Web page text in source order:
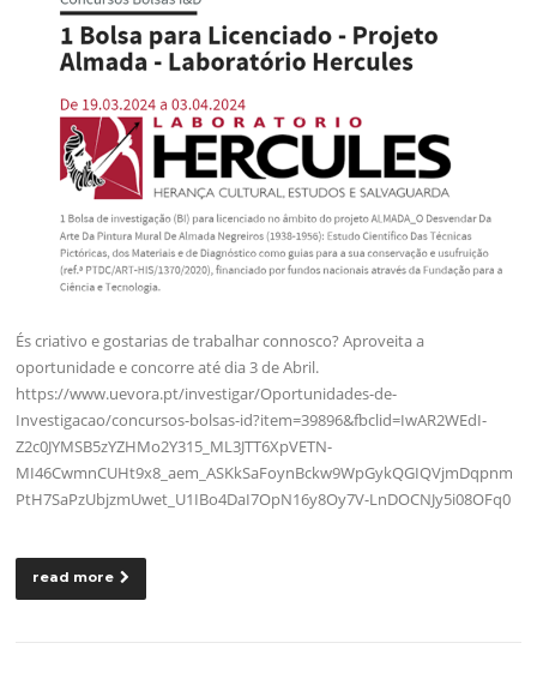
És criativo e gostarias de trabalhar connosco? Aproveita a
oportunidade e concorre até dia 3 de Abril.
https://www.uevora.pt/investigar/Oportunidades-de-
Investigacao/concursos-bolsas-id?item=39896&fbclid=IwAR2WEdI-
Z2c0JYMSB5zYZHMo2Y315_ML3JTT6XpVETN-
MI46CwmnCUHt9x8_aem_ASKkSaFoynBckw9WpGykQGIQVjmDqpnm
PtH7SaPzUbjzmUwet_U1IBo4DaI7OpN16y8Oy7V-LnDOCNJy5i08OFq0
read more